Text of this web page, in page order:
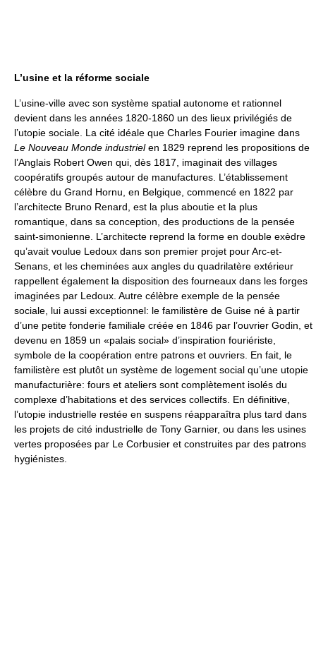
L’usine et la réforme sociale
L’usine-ville avec son système spatial autonome et rationnel
devient dans les années 1820-1860 un des lieux privilégiés de
l’utopie sociale. La cité idéale que Charles Fourier imagine dans
Le Nouveau Monde industrielen 1829 reprend les propositions de
l’Anglais Robert Owen qui, dès 1817, imaginait des villages
coopératifs groupés autour de manufactures. L’établissement
célèbre du Grand Hornu, en Belgique, commencé en 1822 par
l’architecte Bruno Renard, est la plus aboutie et la plus
romantique, dans sa conception, des productions de la pensée
saint-simonienne. L’architecte reprend la forme en double exèdre
qu’avait voulue Ledoux dans son premier projet pour Arc-et-
Senans, et les cheminées aux angles du quadrilatère extérieur
rappellent également la disposition des fourneaux dans les forges
imaginées par Ledoux. Autre célèbre exemple de la pensée
sociale, lui aussi exceptionnel: le familistère de Guise né à partir
d’une petite fonderie familiale créée en 1846 par l’ouvrier Godin, et
devenu en 1859 un «palais social» d’inspiration fouriériste,
symbole de la coopération entre patrons et ouvriers. En fait, le
familistère est plutôt un système de logement social qu’une utopie
manufacturière: fours et ateliers sont complètement isolés du
complexe d’habitations et des services collectifs. En définitive,
l’utopie industrielle restée en suspens réapparaîtra plus tard dans
les projets de cité industrielle de Tony Garnier, ou dans les usines
vertes proposées par Le Corbusier et construites par des patrons
hygiénistes.